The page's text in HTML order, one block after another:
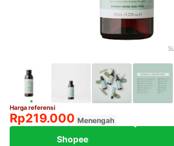
Harga referensi
Rp219.000 Menengah
Shopee